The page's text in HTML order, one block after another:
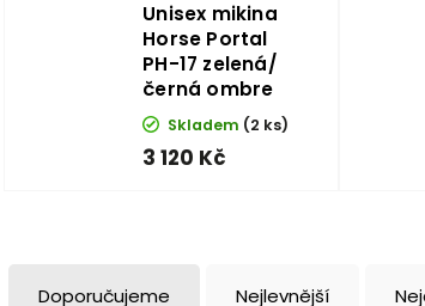
Unisex mikina
Horse Portal
PH-17 zelená/
černá ombre
Skladem (2 ks)
3 120 Kč
Doporučujeme Nejlevnější